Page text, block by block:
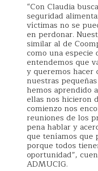
“Con Claudia
seguridad
víctimas no se
en perdonar.
similar al de
como una especie
entendemos que
y queremos hacer
nuestras
hemos aprendido
ellas nos hicieron
comienzo nos
reuniones de los
pena hablar y
que teníamos que
porque todos
oportunidad”,
ADMUCIG.